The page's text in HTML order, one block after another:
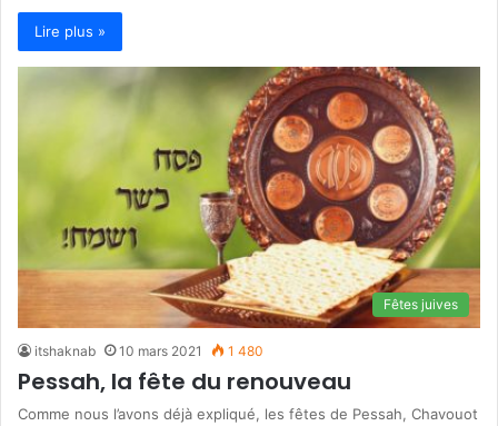
Lire plus »
Fêtes juives
itshaknab 10 mars 2021 1 480
Pessah, la fête du renouveau
Comme nous l’avons déjà expliqué, les fêtes de Pessah, Chavouot